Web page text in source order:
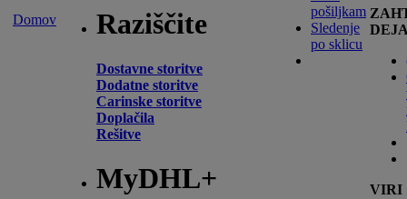
Domov Raziščite
Dostavne storitve
Dodatne storitve
Carinske storitve
Doplačila
Rešitve
MyDHL+
pošiljkam
Sledenje
po sklicu
VIRI